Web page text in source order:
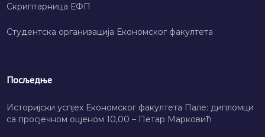
Скриптарница ЕФП
Студентска организација Економског факултета
Посљедње
Историјски успјех Економског факултета Пале: дипломци
са просјечном оцјеном 10,00 – Петар Марковић